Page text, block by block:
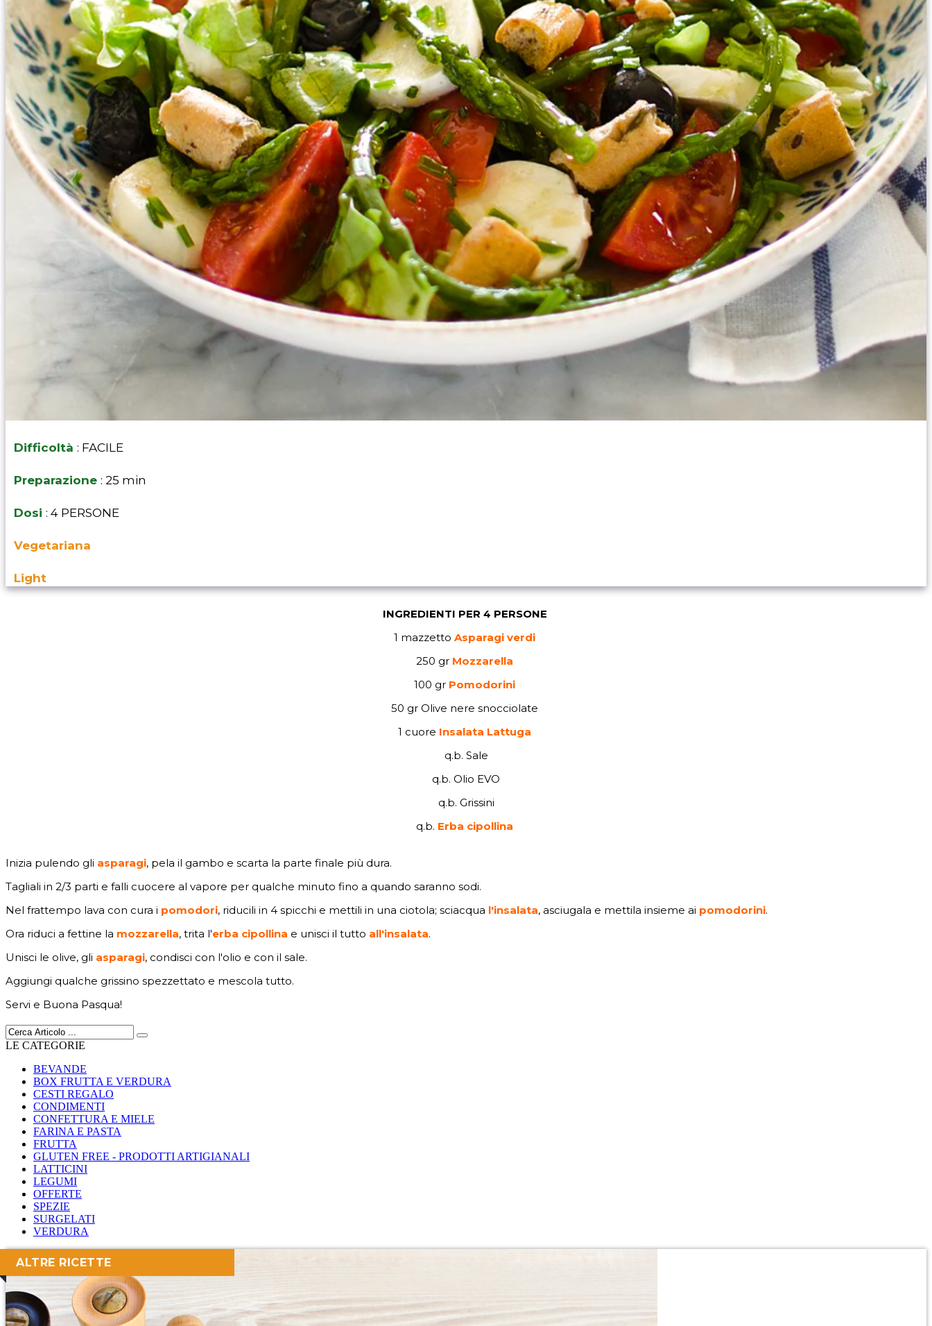
Difficoltà : FACILE
Preparazione : 25 min
Dosi : 4 PERSONE
Vegetariana
Light
INGREDIENTI PER 4 PERSONE
1 mazzetto Asparagi verdi
250 gr Mozzarella
100 gr Pomodorini
50 gr Olive nere snocciolate
1 cuore Insalata Lattuga
q.b. Sale
q.b. Olio EVO
q.b. Grissini
q.b. Erba cipollina
Inizia pulendo gli asparagi, pela il gambo e scarta la parte finale più dura.
Tagliali in 2/3 parti e falli cuocere al vapore per qualche minuto fino a quando saranno sodi.
Nel frattempo lava con cura i pomodori, riducili in 4 spicchi e mettili in una ciotola; sciacqua l'insalata, asciugala e mettila insieme ai pomodorini.
Ora riduci a fettine la mozzarella, trita l'erba cipollina e unisci il tutto all'insalata.
Unisci le olive, gli asparagi, condisci con l'olio e con il sale.
Aggiungi qualche grissino spezzettato e mescola tutto.
Servi e Buona Pasqua!
LE CATEGORIE
BEVANDE
BOX FRUTTA E VERDURA
CESTI REGALO
CONDIMENTI
CONFETTURA E MIELE
FARINA E PASTA
FRUTTA
GLUTEN FREE - PRODOTTI ARTIGIANALI
LATTICINI
LEGUMI
OFFERTE
SPEZIE
SURGELATI
VERDURA
ALTRE RICETTE